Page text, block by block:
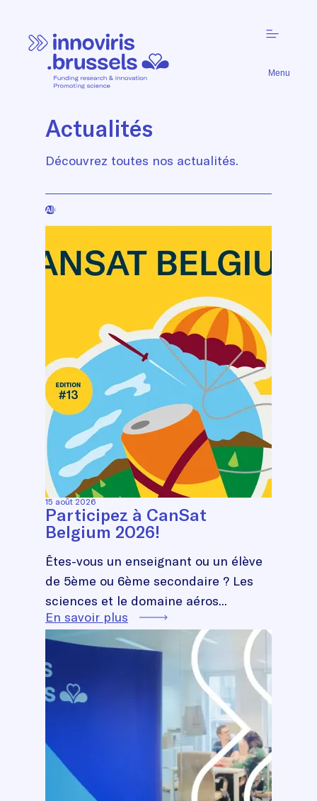
Menu
Actualités
Découvrez toutes nos actualités.
All
List
of
15 août 2026
Participez à CanSat
Belgium 2026!
Êtes-vous un enseignant ou un élève
de 5ème ou 6ème secondaire ? Les
sciences et le domaine aéros...
En savoir plus